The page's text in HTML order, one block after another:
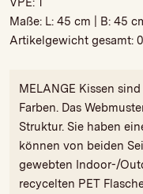
Maße: L:45 cm | B:45
Artikelgewicht gesamt:
MELANGE Kissen
Farben. Das
Struktur. Sie haben
können von beiden
gewebten Indoor-/
recycelten PET